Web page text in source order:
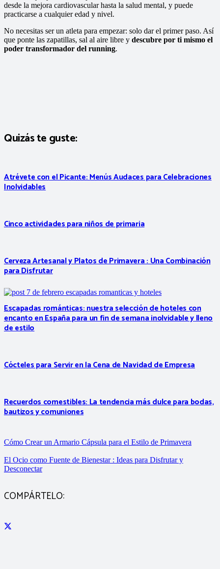
desde la mejora cardiovascular hasta la salud mental, y puede
practicarse a cualquier edad y nivel.
No necesitas ser un atleta para empezar: solo dar el primer paso. Así
que ponte las zapatillas, sal al aire libre y descubre por ti mismo el
poder transformador del running.
Quizás te guste:
Atrévete con el Picante: Menús Audaces para Celebraciones
Inolvidables
Cinco actividades para niños de primaria
Cerveza Artesanal y Platos de Primavera : Una Combinación
para Disfrutar
Escapadas románticas: nuestra selección de hoteles con
encanto en España para un fin de semana inolvidable y lleno
de estilo
Cócteles para Servir en la Cena de Navidad de Empresa
Recuerdos comestibles: La tendencia más dulce para bodas,
bautizos y comuniones
Cómo Crear un Armario Cápsula para el Estilo de Primavera
El Ocio como Fuente de Bienestar : Ideas para Disfrutar y
Desconectar
COMPÁRTELO: